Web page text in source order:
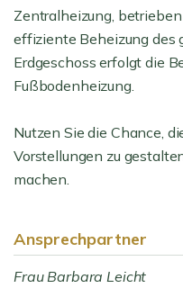
Zentralheizung,
effiziente Beheizung des
Erdgeschoss erfolgt die
Fußbodenheizung.
Nutzen Sie die Chance,
Vorstellungen zu
machen.
Ansprechpartner
Frau Barbara Leicht